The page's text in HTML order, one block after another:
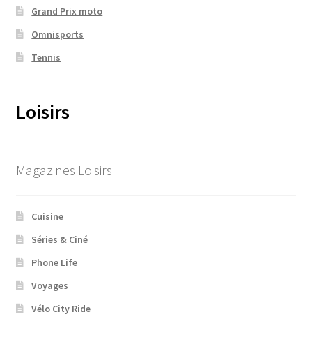
Grand Prix moto
Omnisports
Tennis
Loisirs
Magazines Loisirs
Cuisine
Séries & Ciné
Phone Life
Voyages
Vélo City Ride